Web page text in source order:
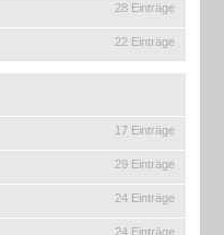
28 Einträge
22 Einträge
17 Einträge
29 Einträge
24 Einträge
24 Einträge